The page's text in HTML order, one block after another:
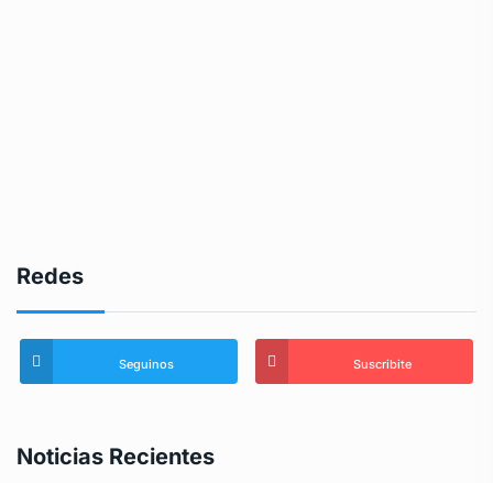
Redes
Seguinos Suscribite
Noticias Recientes